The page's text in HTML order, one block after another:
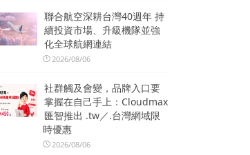
聯合航空深耕台灣40週年 持
續投資市場、升級機隊並強
化全球航網連結
2026/08/06
社群觸及會變，品牌入口要
掌握在自己手上：Cloudmax
匯智推出 .tw／.台灣網域限
時優惠
2026/08/06